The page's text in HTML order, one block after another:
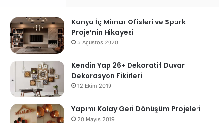
Konya İç Mimar Ofisleri ve Spark
Proje’nin Hikayesi
5 Ağustos 2020
Kendin Yap 26+ Dekoratif Duvar
Dekorasyon Fikirleri
12 Ekim 2019
Yapımı Kolay Geri Dönüşüm Projeleri
20 Mayıs 2019